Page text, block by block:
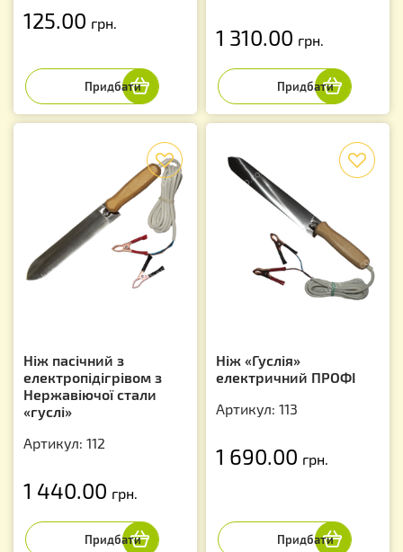
125.00 грн.
1 310.00 грн.
Ніж пасічний з
електропідігрівом з
Нержавіючої стали
«гуслі»
Артикул: 112
1 440.00 грн.
Ніж «Гуслія»
електричний ПРОФІ
Артикул: 113
1 690.00 грн.